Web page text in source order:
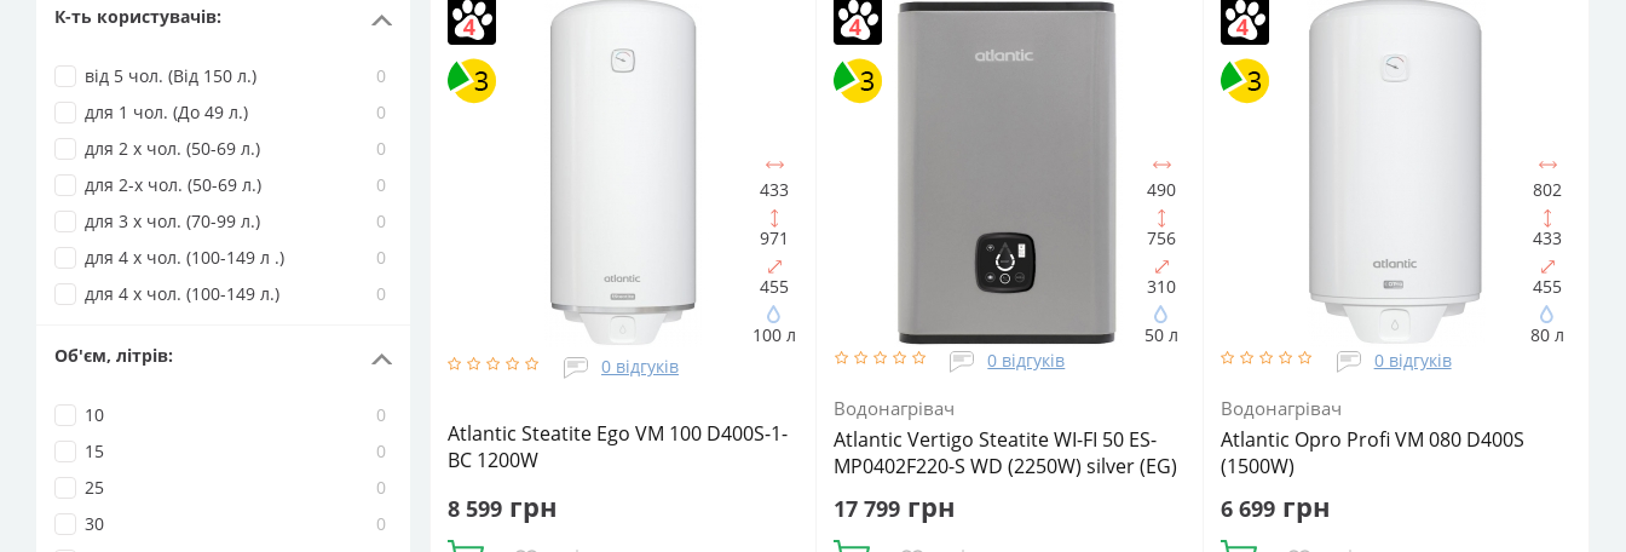
внутрішнього бака:
Сталь із покриттям
Матеріал теплоізоляції:
води:
Фактичний обсяг води, л:
94.1 Об'єм, літрів:
Напірний Об'єм, літрів:50 Фактичний
об'єм:
Тип ТЕНа:
Напірний
Об'єм, літрів: 80 Фактичний
об'єм:
Встановлення: Вертикальне
ТЕНа:
433
971
455
100 л
0 відгуків
Atlantic Steatite Ego VM 100 D400S-1-
BC 1200W
8 599грн
490
756
310
50 л
0 відгуків
Водонагрівач
Atlantic Vertigo Steatite WI-FI 50 ES-
MP0402F220-S WD (2250W) silver (EG)
17 799 грн
802
433
455
80 л
0 відгуків
Водонагрівач
Atlantic Opro Profi VM 080 D400S
(1500W)
6 699грн
К-ть користувачів:
від 5 чол. (Від 150 л.)
0
для 1 чол. (До 49 л.)
0
для 2 х чол. (50-69 л.)
0
для 2-х чол. (50-69 л.)
0
для 3 х чол. (70-99 л.)
0
для 4 х чол. (100-149 л .)
0
для 4 х чол. (100-149 л.)
0
Об'єм, літрів:
10
0
15
0
25
0
30
0